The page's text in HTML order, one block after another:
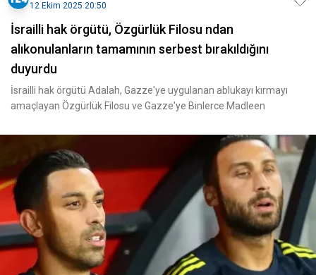
12 Ekim 2025 20:50
İsrailli hak örgütü, Özgürlük Filosu ndan
alıkonulanların tamamının serbest bırakıldığını
duyurdu
İsrailli hak örgütü Adalah, Gazze'ye uygulanan ablukayı kırmayı
amaçlayan Özgürlük Filosu ve Gazze'ye Binlerce Madleen